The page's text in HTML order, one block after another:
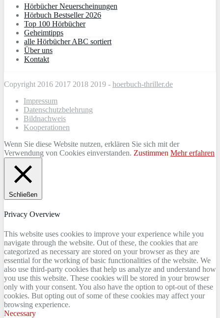
Hörbücher Neuerscheinungen
Hörbuch Bestseller 2026
Top 100 Hörbücher
Geheimtipps
alle Hörbücher ABC sortiert
Über uns
Kontakt
Copyright 2016 2017 2018 2019 - hoerbuch-thriller.de
Impressum
Datenschutzbelehrung
Bildnachweis
Kooperationen
Wenn Sie diese Website nutzen, erklären Sie sich mit der
Verwendung von Cookies einverstanden. Zustimmen Mehr erfahren
Schließen
Privacy Overview
This website uses cookies to improve your experience while you
navigate through the website. Out of these, the cookies that are
categorized as necessary are stored on your browser as they are
essential for the working of basic functionalities of the website. We
also use third-party cookies that help us analyze and understand how
you use this website. These cookies will be stored in your browser
only with your consent. You also have the option to opt-out of these
cookies. But opting out of some of these cookies may affect your
browsing experience.
Necessary